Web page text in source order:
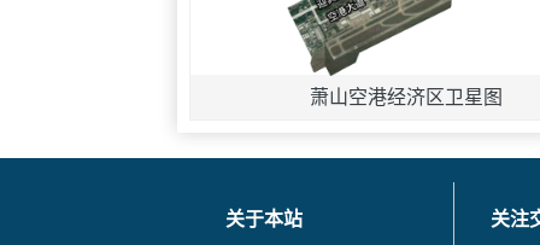
萧山空港经济区卫星图
关于本站 关注